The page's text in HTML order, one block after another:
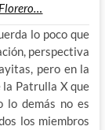
lo poco que
perspectiva
pero en la
la Patrulla X que
lo demás no es
los miembros